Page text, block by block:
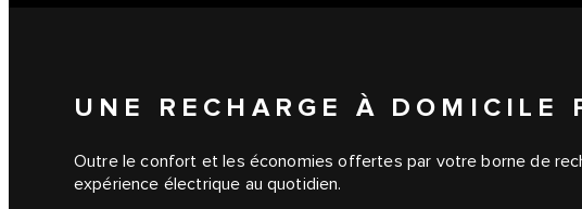
UNE RECHARGE À DOMICILE
Outre le confort et les économies offertes par votre borne de
expérience électrique au quotidien.